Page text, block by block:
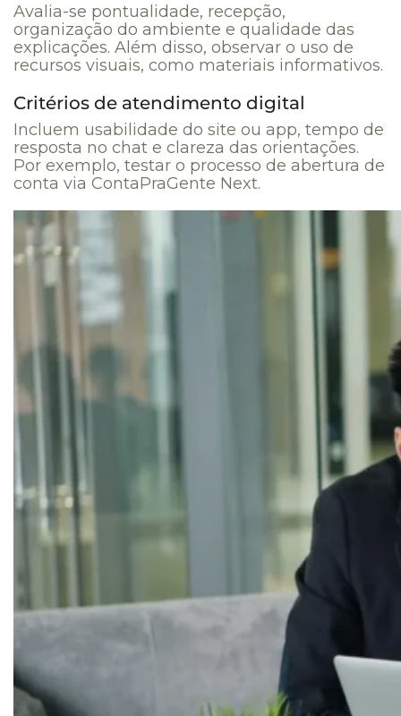
Avalia-se pontualidade, recepção,
organização do ambiente e qualidade das
explicações. Além disso, observar o uso de
recursos visuais, como materiais informativos.
Critérios de atendimento digital
Incluem usabilidade do site ou app, tempo de
resposta no chat e clareza das orientações.
Por exemplo, testar o processo de abertura de
conta via ContaPraGente Next.